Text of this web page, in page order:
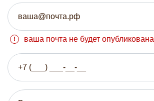
ваша почта не будет опубликована